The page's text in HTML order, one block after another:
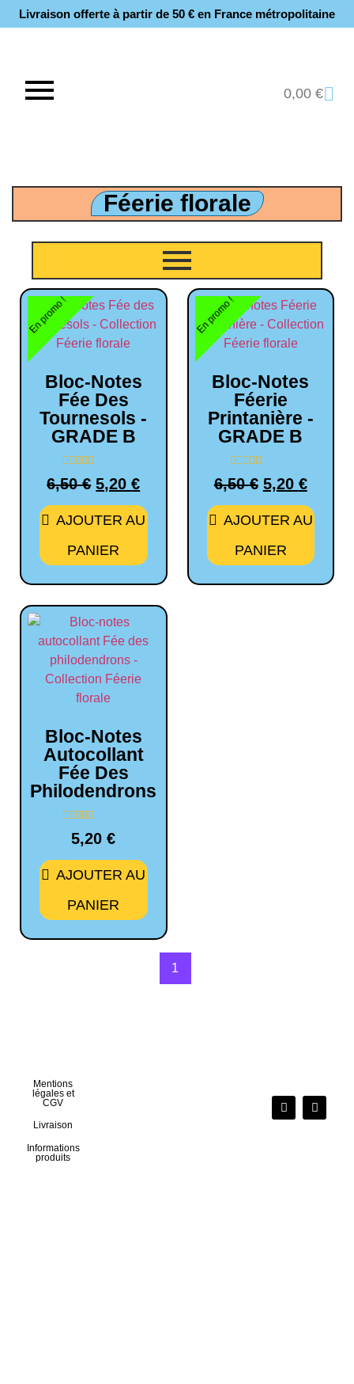
Livraison offerte à partir de 50 € en France métropolitaine​
0,00€
Féerie florale
Bloc-Notes
Fée Des
Tournesols -
GRADE B
Note
0
En promo !
6,50€ 5,20€
AJOUTER AU
PANIER
Bloc-Notes
Féerie
Printanière -
GRADE B
Note
0
En promo !
6,50€ 5,20 €
AJOUTER AU
PANIER
Bloc-Notes
Autocollant
Fée Des
Philodendrons
Note
5,20€
AJOUTER AU
PANIER
1
Mentions
légales et
CGV
Livraison
Informations
produits